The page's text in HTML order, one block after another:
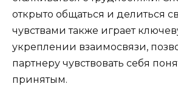
открыто общаться и делиться
чувствами также играет
укреплении взаимосвязи,
партнеру чувствовать себя
принятым.